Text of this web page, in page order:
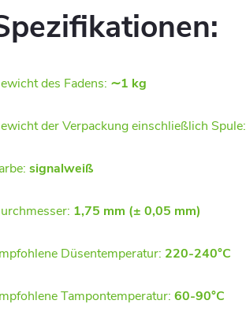
des Fadens: ∼1 kg
der Verpackung einschließlich Spule:
signalweiß
1,75 mm (± 0,05 mm)
Düsentemperatur: 220-240°C
Tampontemperatur: 60-90°C